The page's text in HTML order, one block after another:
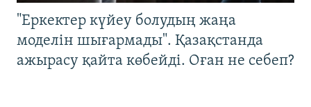
"Еркектер күйеу болудың жаңа
моделін шығармады". Қазақстанда
ажырасу қайта көбейді. Оған не себеп?